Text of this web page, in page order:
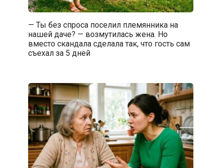
— Ты без спроса поселил племянника на
нашей даче? — возмутилась жена. Но
вместо скандала сделала так, что гость сам
съехал за 5 дней